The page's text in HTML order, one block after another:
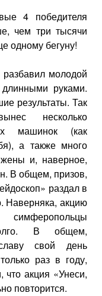
4 победителя
чем три тысячи
одному бегуну!
молодой
руками.
результаты. Так
несколько
машинок (как
а также много
и, наверное,
В общем, призов,
раздал в
Наверняка, акцию
В общем,
свой день
раз в году,
что акция «Унеси,
повторится.